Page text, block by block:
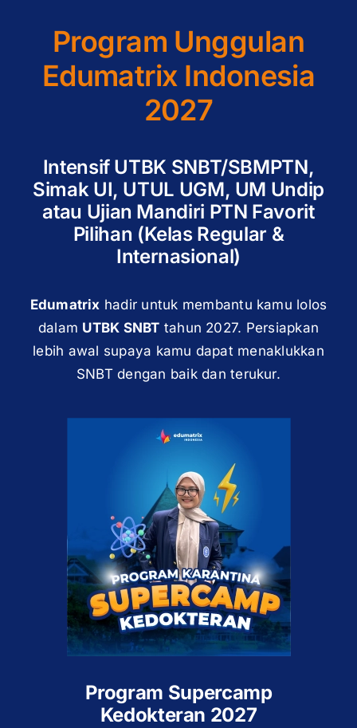
Program Unggulan
Edumatrix Indonesia
2027
Intensif UTBK SNBT/SBMPTN,
Simak UI, UTUL UGM, UM Undip
atau Ujian Mandiri PTN Favorit
Pilihan (Kelas Regular &
Internasional)
Edumatrix hadir untuk membantu kamu lolos
dalam UTBK SNBT tahun 2027. Persiapkan
lebih awal supaya kamu dapat menaklukkan
SNBT dengan baik dan terukur.
Program Supercamp
Kedokteran 2027